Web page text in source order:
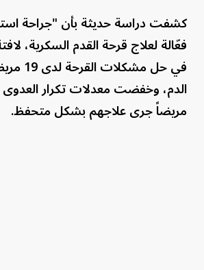
كشفت دراسة حديثة بأن "جراحة
فعّالة لعلاج قرحة القدم السكرية،
في حل
مريضاً جرى علاجهم بشكل متحفظ.